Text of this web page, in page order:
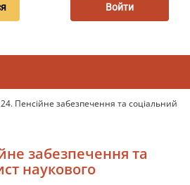
Войти
Пенсійне забезпечення та соціальний
забезпечення та
наукового